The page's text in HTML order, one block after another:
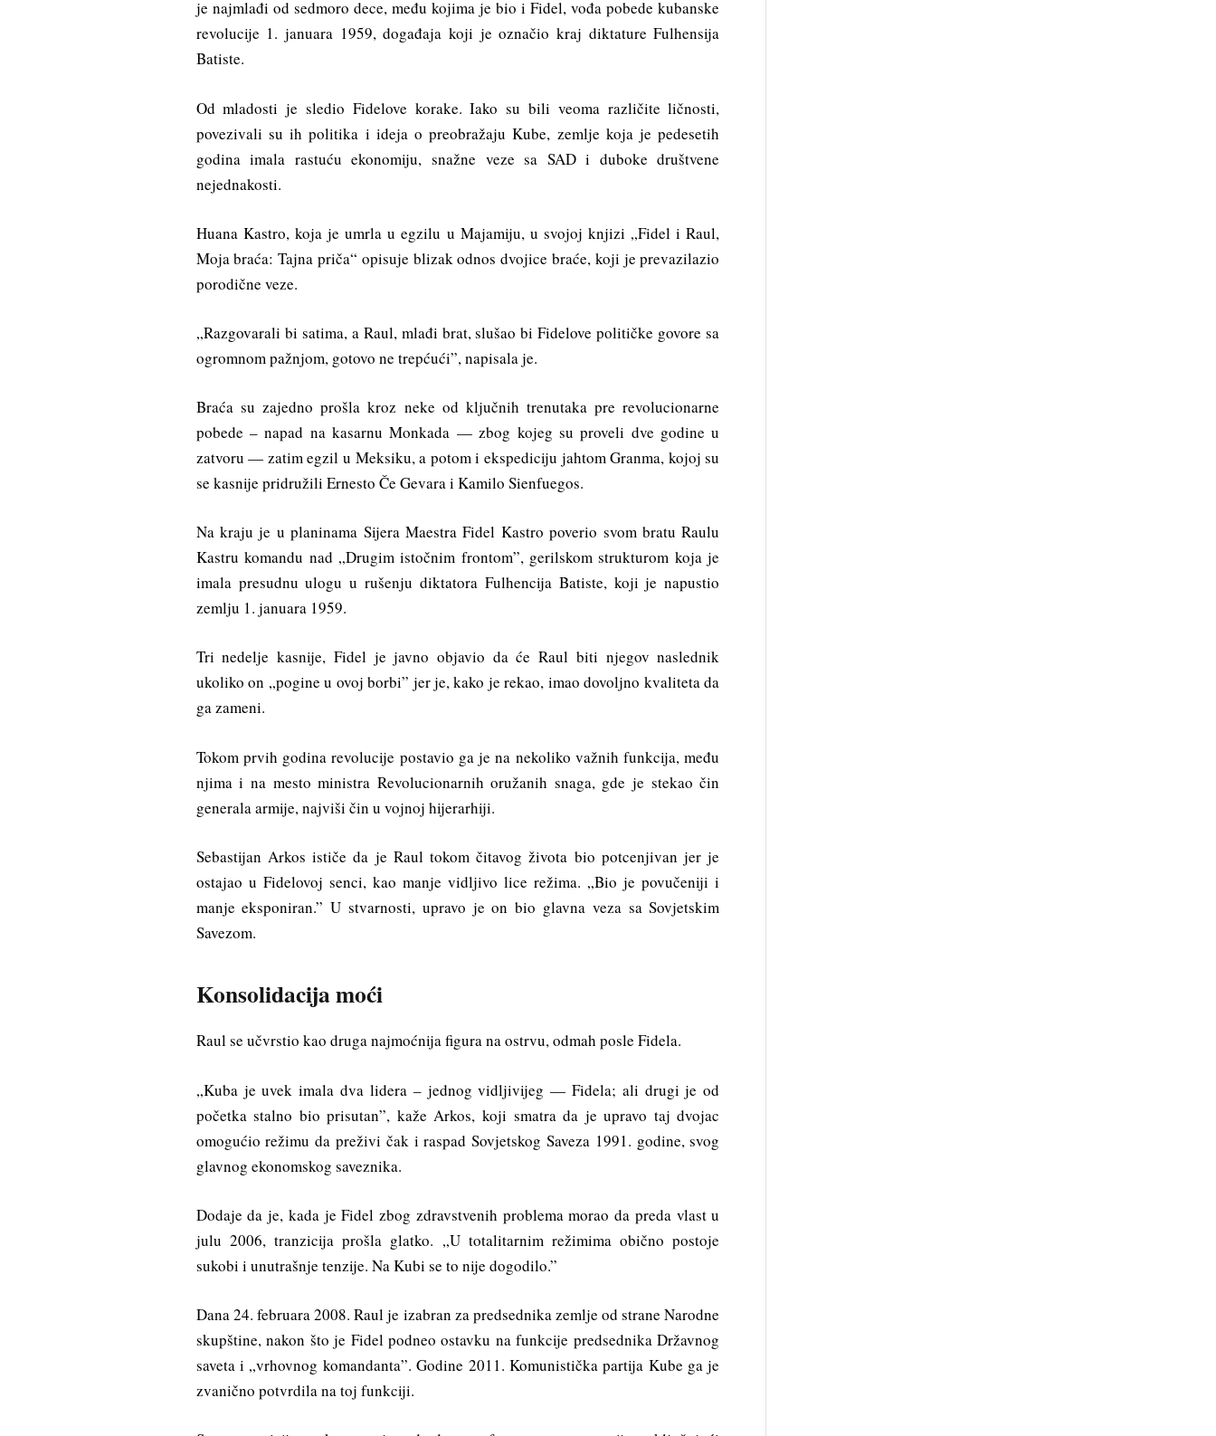
je najmlađi od sedmoro dece, među kojima je bio i Fidel, vođa pobede kubanske
revolucije 1. januara 1959, događaja koji je označio kraj diktature Fulhensija
Batiste.
Od mladosti je sledio Fidelove korake. Iako su bili veoma različite ličnosti,
povezivali su ih politika i ideja o preobražaju Kube, zemlje koja je pedesetih
godina imala rastuću ekonomiju, snažne veze sa SAD i duboke društvene
nejednakosti.
Huana Kastro, koja je umrla u egzilu u Majamiju, u svojoj knjizi „Fidel i Raul,
Moja braća: Tajna priča“ opisuje blizak odnos dvojice braće, koji je prevazilazio
porodične veze.
„Razgovarali bi satima, a Raul, mlađi brat, slušao bi Fidelove političke govore sa
ogromnom pažnjom, gotovo ne trepćući”, napisala je.
Braća su zajedno prošla kroz neke od ključnih trenutaka pre revolucionarne
pobede – napad na kasarnu Monkada — zbog kojeg su proveli dve godine u
zatvoru — zatim egzil u Meksiku, a potom i ekspediciju jahtom Granma, kojoj su
se kasnije pridružili Ernesto Če Gevara i Kamilo Sienfuegos.
Na kraju je u planinama Sijera Maestra Fidel Kastro poverio svom bratu Raulu
Kastru komandu nad „Drugim istočnim frontom”, gerilskom strukturom koja je
imala presudnu ulogu u rušenju diktatora Fulhencija Batiste, koji je napustio
zemlju 1. januara 1959.
Tri nedelje kasnije, Fidel je javno objavio da će Raul biti njegov naslednik
ukoliko on „pogine u ovoj borbi” jer je, kako je rekao, imao dovoljno kvaliteta da
ga zameni.
Tokom prvih godina revolucije postavio ga je na nekoliko važnih funkcija, među
njima i na mesto ministra Revolucionarnih oružanih snaga, gde je stekao čin
generala armije, najviši čin u vojnoj hijerarhiji.
Sebastijan Arkos ističe da je Raul tokom čitavog života bio potcenjivan jer je
ostajao u Fidelovoj senci, kao manje vidljivo lice režima. „Bio je povučeniji i
manje eksponiran.” U stvarnosti, upravo je on bio glavna veza sa Sovjetskim
Savezom.
Konsolidacija moći
Raul se učvrstio kao druga najmoćnija figura na ostrvu, odmah posle Fidela.
„Kuba je uvek imala dva lidera – jednog vidljivijeg — Fidela; ali drugi je od
početka stalno bio prisutan”, kaže Arkos, koji smatra da je upravo taj dvojac
omogućio režimu da preživi čak i raspad Sovjetskog Saveza 1991. godine, svog
glavnog ekonomskog saveznika.
Dodaje da je, kada je Fidel zbog zdravstvenih problema morao da preda vlast u
julu 2006, tranzicija prošla glatko. „U totalitarnim režimima obično postoje
sukobi i unutrašnje tenzije. Na Kubi se to nije dogodilo.”
Dana 24. februara 2008. Raul je izabran za predsednika zemlje od strane Narodne
skupštine, nakon što je Fidel podneo ostavku na funkcije predsednika Državnog
saveta i „vrhovnog komandanta”. Godine 2011. Komunistička partija Kube ga je
zvanično potvrdila na toj funkciji.